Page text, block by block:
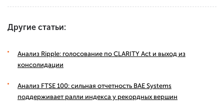
Другие статьи:
Анализ Ripple: голосование по CLARITY Act и выход из
консолидации
Анализ FTSE 100: сильная отчетность BAE Systems
поддерживает ралли индекса у рекордных вершин